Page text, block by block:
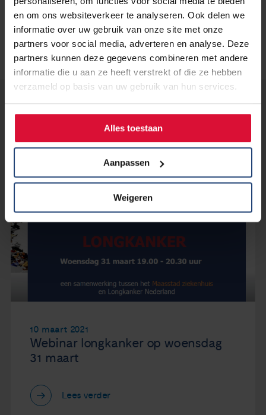
en om ons websiteverkeer te analyseren. Ook delen we
informatie over uw gebruik van onze site met onze
partners voor social media, adverteren en analyse. Deze
partners kunnen deze gegevens combineren met andere
informatie die u aan ze heeft verstrekt of die ze hebben
verzameld op basis van uw gebruik van hun services.
Alles toestaan
Aanpassen
Weigeren
Lees verder...
10 maart 2021
Webinar longkanker op woensdag
31 maart
Lees verder